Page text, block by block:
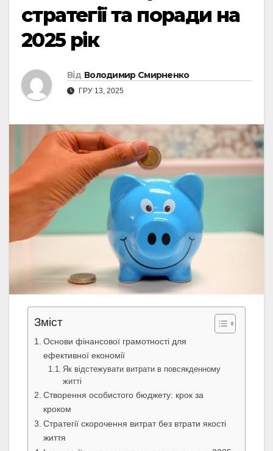
стратегії та поради на
2025 рік
Від Володимир Смирненко
ГРУ 13, 2025
Зміст
Основи фінансової грамотності для
ефективної економії
Як відстежувати витрати в повсякденному
житті
Створення особистого бюджету: крок за
кроком
Стратегії скорочення витрат без втрати якості
життя